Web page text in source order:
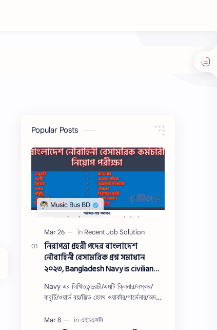
Popular Posts
নিরাপত্তা প্রহরী পদের বাংলাদেশ
নৌবাহিনী বেসামরিক প্রশ্ন সমাধান
২০২৩, Bangladesh Navy is civilian
Security guard post job exam
question solution 2023
Navy এর লিখিততন্দুরচী/এমটি ক্লিনার/লস্কর/
বাবুর্চি/ওয়ার্ড বয়/ফিল্ড হেলথ ওয়ার্কার/গার্ডেনার/অদক্ষ
ওয়াসারম্যা…